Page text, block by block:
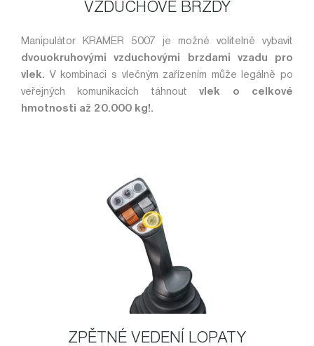
VZDUCHOVÉ BRZDY
Manipulátor KRAMER 5007 je možné volitelně vybavit
dvouokruhovými vzduchovými brzdami vzadu pro
vlek. V kombinaci s vlečným zařízením může legálně po
veřejných komunikacích táhnoutvlek o celkové
hmotnosti až 20.000 kg!.
ZPĚTNÉ VEDENÍ LOPATY